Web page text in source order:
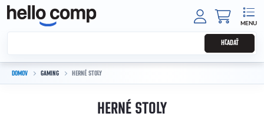
Prejsť na obsah
HĽADAŤ
DOMOV GAMING HERNÉ STOLY
HERNÉ STOLY